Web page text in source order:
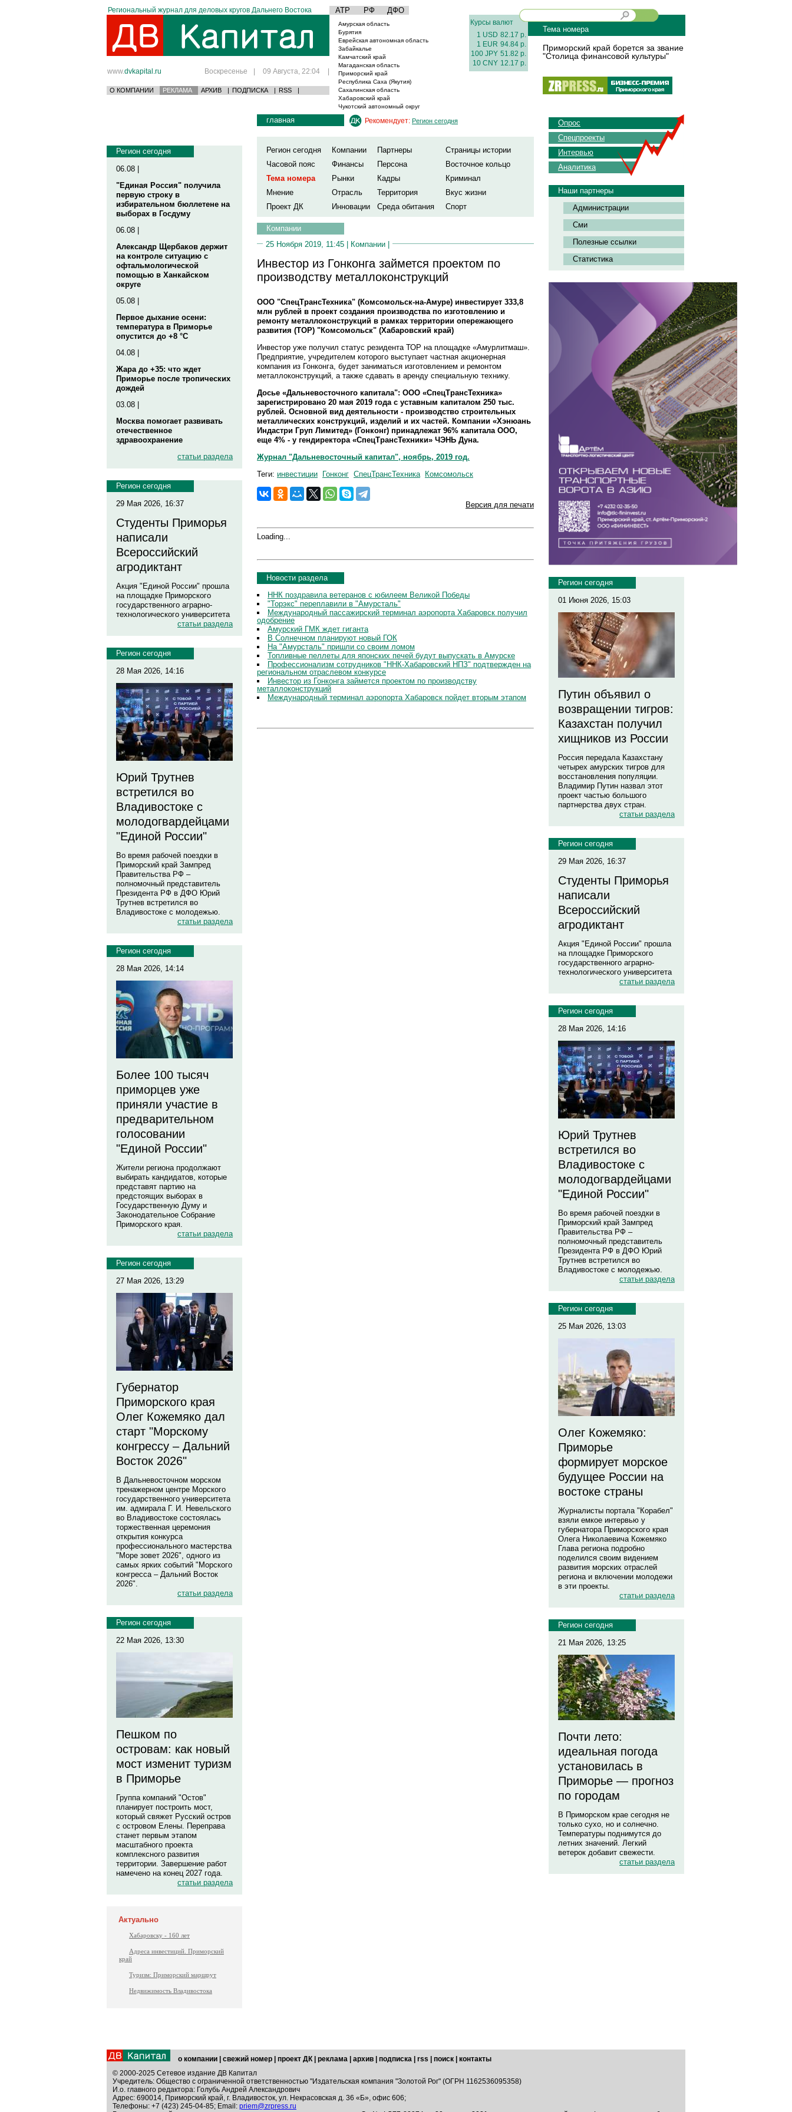
Региональный журнал для деловых кругов Дальнего Востока АТР РФ ДФО
www.dvkapital.ru Воскресенье | 09 Августа, 22:04 |
О КОМПАНИИ РЕКЛАМА АРХИВ | ПОДПИСКА | RSS |
Амурская область
Бурятия
Еврейская автономная область
Забайкалье
Камчатский край
Магаданская область
Приморский край
Республика Саха (Якутия)
Сахалинская область
Хабаровский край
Чукотский автономный округ
Курсы валют
1 USD 82.17 р.
1 EUR 94.84 р.
100 JPY 51.82 р.
10 CNY 12.17 р.
Тема номера
Приморский край борется за звание
"Столица финансовой культуры"
Регион сегодня
06.08 |
"Единая Россия" получила
первую строку в
избирательном бюллетене на
выборах в Госдуму
06.08 |
Александр Щербаков держит
на контроле ситуацию с
офтальмологической
помощью в Ханкайском
округе
05.08 |
Первое дыхание осени:
температура в Приморье
опустится до +8 °C
04.08 |
Жара до +35: что ждет
Приморье после тропических
дождей
03.08 |
Москва помогает развивать
отечественное
здравоохранение
статьи раздела
Регион сегодня
29 Мая 2026, 16:37
Студенты Приморья
написали
Всероссийский
агродиктант
Акция "Единой России" прошла
на площадке Приморского
государственного аграрно-
технологического университета
статьи раздела
Регион сегодня
28 Мая 2026, 14:16
Юрий Трутнев
встретился во
Владивостоке с
молодогвардейцами
"Единой России"
Во время рабочей поездки в
Приморский край Зампред
Правительства РФ –
полномочный представитель
Президента РФ в ДФО Юрий
Трутнев встретился во
Владивостоке с молодежью.
статьи раздела
Регион сегодня
28 Мая 2026, 14:14
Более 100 тысяч
приморцев уже
приняли участие в
предварительном
голосовании
"Единой России"
Жители региона продолжают
выбирать кандидатов, которые
представят партию на
предстоящих выборах в
Государственную Думу и
Законодательное Собрание
Приморского края.
статьи раздела
Регион сегодня
27 Мая 2026, 13:29
Губернатор
Приморского края
Олег Кожемяко дал
старт "Морскому
конгрессу – Дальний
Восток 2026"
В Дальневосточном морском
тренажерном центре Морского
государственного университета
им. адмирала Г. И. Невельского
во Владивостоке состоялась
торжественная церемония
открытия конкурса
профессионального мастерства
"Море зовет 2026", одного из
самых ярких событий "Морского
конгресса – Дальний Восток
2026".
статьи раздела
Регион сегодня
22 Мая 2026, 13:30
Пешком по
островам: как новый
мост изменит туризм
в Приморье
Группа компаний "Остов"
планирует построить мост,
который свяжет Русский остров
с островом Елены. Переправа
станет первым этапом
масштабного проекта
комплексного развития
территории. Завершение работ
намечено на конец 2027 года.
статьи раздела
Актуально
Хабаровску - 160 лет
Адреса инвестиций. Приморский
край
Туризм: Приморский маршрут
Недвижимость Владивостока
главная Рекомендует: Регион сегодня
Регион сегодня Компании Партнеры
Страницы истории
Часовой пояс
Финансы Персона
Восточное кольцо
Тема номера
Рынки Кадры
Криминал
Мнение
Отрасль Территория
Вкус жизни
Проект ДК
Инновации Среда обитания Спорт
Компании
25 Ноября 2019, 11:45 | Компании |
Инвестор из Гонконга займется проектом по
производству металлоконструкций
ООО "СпецТрансТехника" (Комсомольск-на-Амуре) инвестирует 333,8
млн рублей в проект создания производства по изготовлению и
ремонту металлоконструкций в рамках территории опережающего
развития (ТОР) "Комсомольск" (Хабаровский край)
Инвестор уже получил статус резидента ТОР на площадке «Амурлитмаш».
Предприятие, учредителем которого выступает частная акционерная
компания из Гонконга, будет заниматься изготовлением и ремонтом
металлоконструкций, а также сдавать в аренду специальную технику.
Досье «Дальневосточного капитала": ООО «СпецТрансТехника»
зарегистрировано 20 мая 2019 года с уставным капиталом 250 тыс.
рублей. Основной вид деятельности - производство строительных
металлических конструкций, изделий и их частей. Компании «Хэнюань
Индастри Груп Лимитед» (Гонконг) принадлежат 96% капитала ООО,
еще 4% - у гендиректора «СпецТрансТехники» ЧЭНЬ Дуна.
Журнал "Дальневосточный капитал", ноябрь, 2019 год.
Теги: инвестиции Гонконг СпецТрансТехника Комсомольск
Версия для печати
Loading...
Новости раздела
ННК поздравила ветеранов с юбилеем Великой Победы
"Торэкс" переплавили в "Амурсталь"
Международный пассажирский терминал аэропорта Хабаровск получил
одобрение
Амурский ГМК ждет гиганта
В Солнечном планируют новый ГОК
На "Амурсталь" пришли со своим ломом
Топливные пеллеты для японских печей будут выпускать в Амурске
Профессионализм сотрудников "ННК-Хабаровский НПЗ" подтвержден на
региональном отраслевом конкурсе
Инвестор из Гонконга займется проектом по производству
металлоконструкций
Международный терминал аэропорта Хабаровск пойдет вторым этапом
Опрос
Спецпроекты
Интервью
Аналитика
Наши партнеры
Администрации
Сми
Полезные ссылки
Статистика
Регион сегодня
01 Июня 2026, 15:03
Путин объявил о
возвращении тигров:
Казахстан получил
хищников из России
Россия передала Казахстану
четырех амурских тигров для
восстановления популяции.
Владимир Путин назвал этот
проект частью большого
партнерства двух стран.
статьи раздела
Регион сегодня
29 Мая 2026, 16:37
Студенты Приморья
написали
Всероссийский
агродиктант
Акция "Единой России" прошла
на площадке Приморского
государственного аграрно-
технологического университета
статьи раздела
Регион сегодня
28 Мая 2026, 14:16
Юрий Трутнев
встретился во
Владивостоке с
молодогвардейцами
"Единой России"
Во время рабочей поездки в
Приморский край Зампред
Правительства РФ –
полномочный представитель
Президента РФ в ДФО Юрий
Трутнев встретился во
Владивостоке с молодежью.
статьи раздела
Регион сегодня
25 Мая 2026, 13:03
Олег Кожемяко:
Приморье
формирует морское
будущее России на
востоке страны
Журналисты портала "Корабел"
взяли емкое интервью у
губернатора Приморского края
Олега Николаевича Кожемяко
Глава региона подробно
поделился своим видением
развития морских отраслей
региона и включении молодежи
в эти проекты.
статьи раздела
Регион сегодня
21 Мая 2026, 13:25
Почти лето:
идеальная погода
установилась в
Приморье — прогноз
по городам
В Приморском крае сегодня не
только сухо, но и солнечно.
Температуры поднимутся до
летних значений. Легкий
ветерок добавит свежести.
статьи раздела
о компании свежий номер проект ДК реклама архив подписка rss поиск
контакты
© 2000-2025 Сетевое издание ДВ Капитал
Учредитель: Общество с ограниченной ответственностью "Издательская компания "Золотой Рог" (ОГРН 1162536095358)
И.о. главного редактора: Голубь Андрей Александрович
Адрес: 690014, Приморский край, г. Владивосток, ул. Некрасовская д. 36 «Б», офис 606;
Телефоны: +7 (423) 245-04-85; Email: priem@zrpress.ru